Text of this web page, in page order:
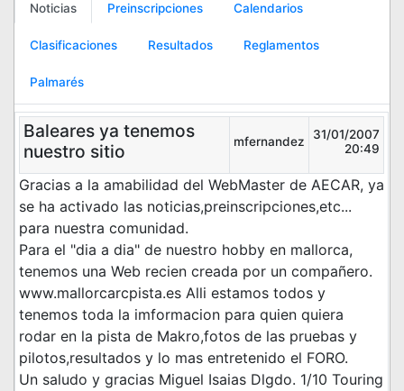
Noticias Preinscripciones Calendarios
Clasificaciones Resultados Reglamentos
Palmarés
Baleares ya tenemos
nuestro sitio
mfernandez
31/01/2007
20:49
Gracias a la amabilidad del WebMaster de AECAR, ya
se ha activado las noticias,preinscripciones,etc...
para nuestra comunidad.
Para el "dia a dia" de nuestro hobby en mallorca,
tenemos una Web recien creada por un compañero.
www.mallorcarcpista.es Alli estamos todos y
tenemos toda la imformacion para quien quiera
rodar en la pista de Makro,fotos de las pruebas y
pilotos,resultados y lo mas entretenido el FORO.
Un saludo y gracias Miguel Isaias Dlgdo. 1/10 Touring